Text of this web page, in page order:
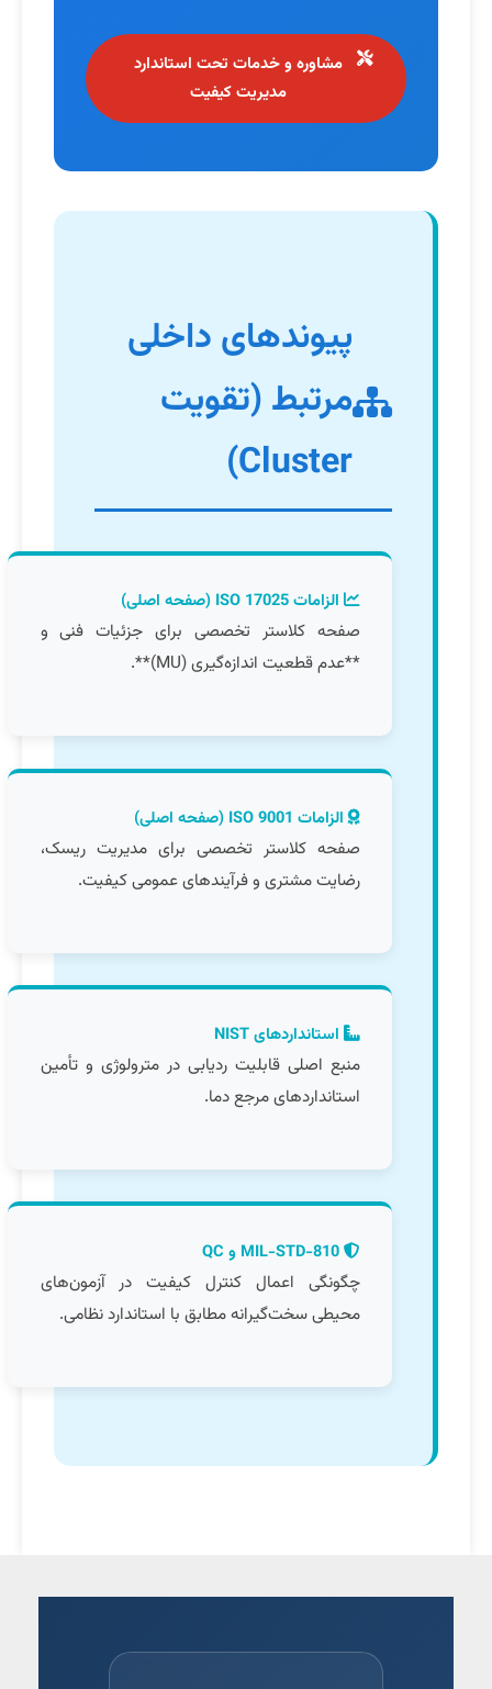
مشاوره و خدمات تحت استاندارد
مدیریت کیفیت
پیوندهای داخلی
مرتبط (تقویت
Cluster)
الزامات ISO 17025 (صفحه اصلی)
صفحه کلاستر تخصصی برای جزئیات فنی و
**عدم قطعیت اندازه‌گیری (MU)**.
الزامات ISO 9001 (صفحه اصلی)
صفحه کلاستر تخصصی برای مدیریت ریسک،
رضایت مشتری و فرآیندهای عمومی کیفیت.
استانداردهای NIST
منبع اصلی قابلیت ردیابی در مترولوژی و تأمین
استانداردهای مرجع دما.
MIL-STD-810 و QC
چگونگی اعمال کنترل کیفیت در آزمون‌های
محیطی سخت‌گیرانه مطابق با استاندارد نظامی.